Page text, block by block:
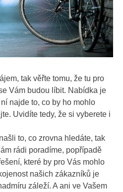
tak věřte tomu, že tu pro
Vám budou líbit. Nabídka je
najde to, co by ho mohlo
Uvidíte tedy, že si vyberete i
to, co zrovna hledáte, tak
rádi poradíme, popřípadě
které by pro Vás mohlo
našich zákazníků je
záleží. A ani ve Vašem